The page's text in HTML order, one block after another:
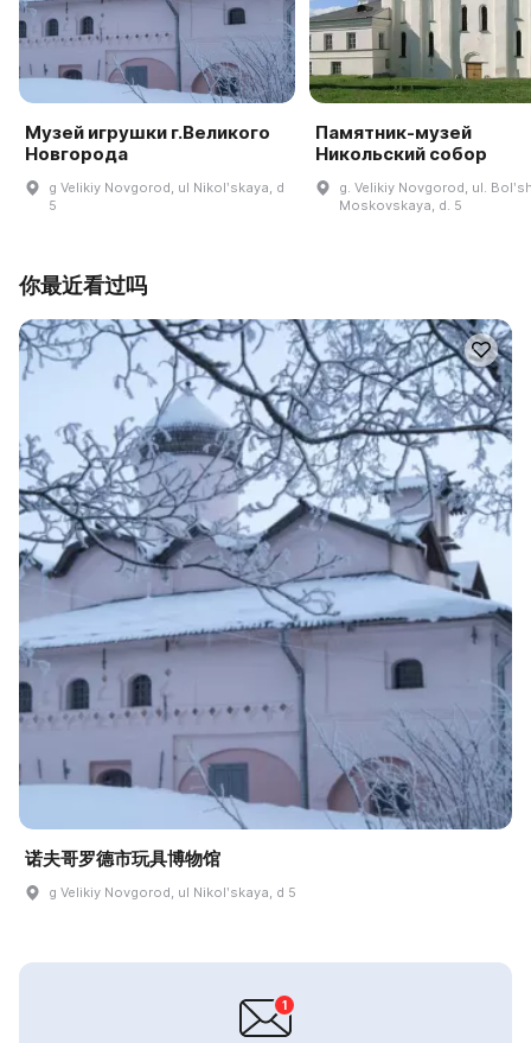
Музей игрушки г.Великого
Новгорода
g Velikiy Novgorod, ul Nikolʹskaya, d
5
Памятник-музей
Никольский собор
g. Velikiy Novgorod, ul.
Moskovskaya, d. 5
你最近看过吗
诺夫哥罗德市玩具博物馆
g Velikiy Novgorod, ul Nikolʹskaya, d 5